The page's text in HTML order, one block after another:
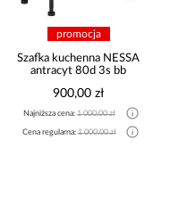
promocja
Szafka kuchenna NESSA
antracyt 80d 3s bb
900,00 zł
Najniższa cena:1 000,00 zł
Cena regularna:1 000,00 zł